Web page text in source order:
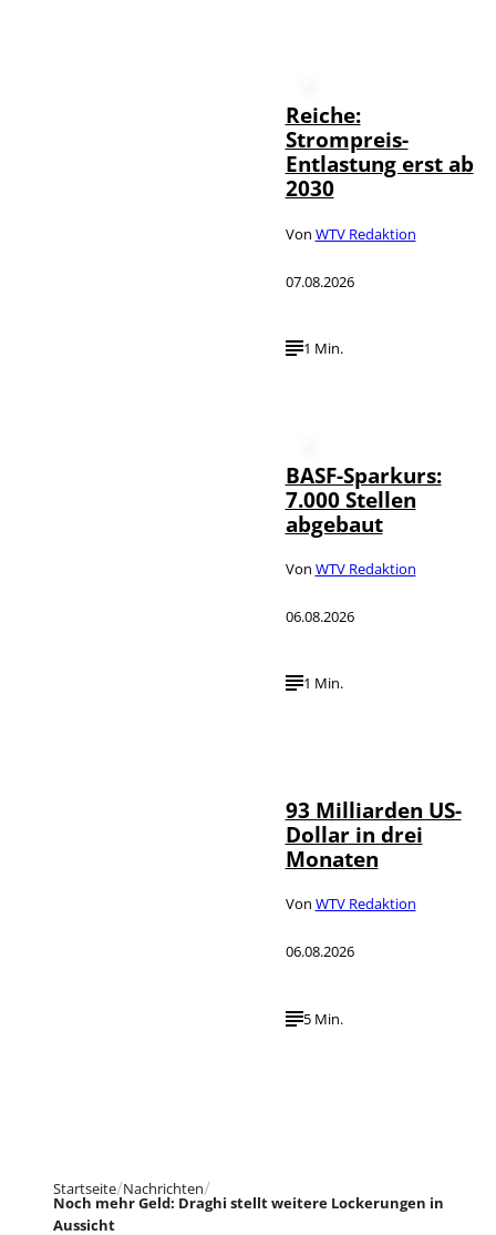
Reiche:
Strompreis-
Entlastung erst ab
2030
Von WTV Redaktion
07.08.2026
1 Min.
BASF-Sparkurs:
7.000 Stellen
abgebaut
Von WTV Redaktion
06.08.2026
1 Min.
93 Milliarden US-
Dollar in drei
Monaten
Von WTV Redaktion
06.08.2026
5 Min.
Startseite Nachrichten
Noch mehr Geld: Draghi stellt weitere Lockerungen in
Aussicht